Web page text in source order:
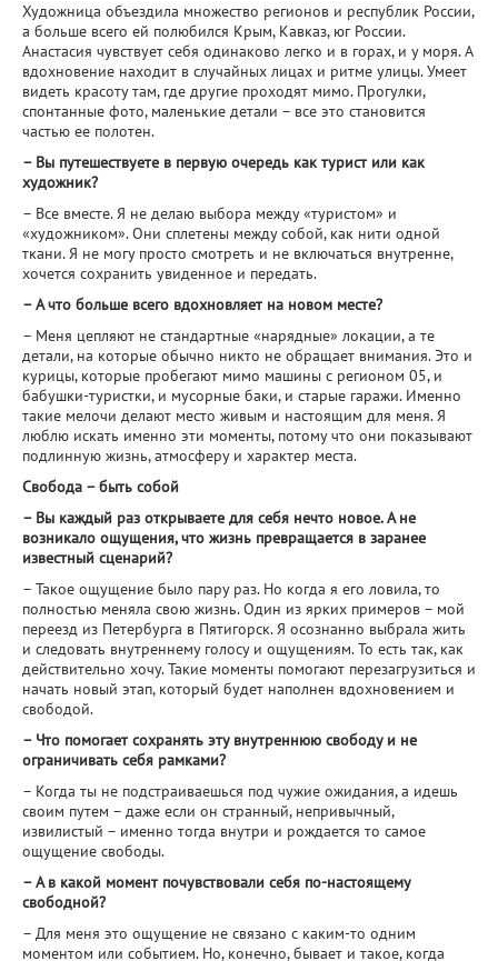
Художница объездила множество регионов и республик России,
а больше всего ей полюбился Крым, Кавказ, юг России.
Анастасия чувствует себя одинаково легко и в горах, и у моря. А
вдохновение находит в случайных лицах и ритме улицы. Умеет
видеть красоту там, где другие проходят мимо. Прогулки,
спонтанные фото, маленькие детали – все это становится
частью ее полотен.
– Вы путешествуете в первую очередь как турист или как
художник?
– Все вместе. Я не делаю выбора между «туристом» и
«художником». Они сплетены между собой, как нити одной
ткани. Я не могу просто смотреть и не включаться внутренне,
хочется сохранить увиденное и передать.
– А что больше всего вдохновляет на новом месте?
– Меня цепляют не стандартные «нарядные» локации, а те
детали, на которые обычно никто не обращает внимания. Это и
курицы, которые пробегают мимо машины с регионом 05, и
бабушки-туристки, и мусорные баки, и старые гаражи. Именно
такие мелочи делают место живым и настоящим для меня. Я
люблю искать именно эти моменты, потому что они показывают
подлинную жизнь, атмосферу и характер места.
Свобода – быть собой
– Вы каждый раз открываете для себя нечто новое. А не
возникало ощущения, что жизнь превращается в заранее
известный сценарий?
– Такое ощущение было пару раз. Но когда я его ловила, то
полностью меняла свою жизнь. Один из ярких примеров – мой
переезд из Петербурга в Пятигорск. Я осознанно выбрала жить
и следовать внутреннему голосу и ощущениям. То есть так, как
действительно хочу. Такие моменты помогают перезагрузиться и
начать новый этап, который будет наполнен вдохновением и
свободой.
– Что помогает сохранять эту внутреннюю свободу и не
ограничивать себя рамками?
– Когда ты не подстраиваешься под чужие ожидания, а идешь
своим путем – даже если он странный, непривычный,
извилистый – именно тогда внутри и рождается то самое
ощущение свободы.
– А в какой момент почувствовали себя по-настоящему
свободной?
– Для меня это ощущение не связано с каким-то одним
моментом или событием. Но, конечно, бывает и такое, когда